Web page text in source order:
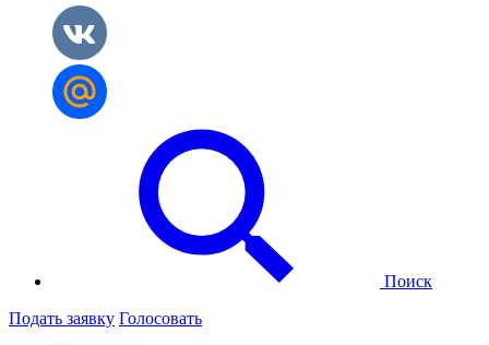
Поиск
Подать заявку Голосовать